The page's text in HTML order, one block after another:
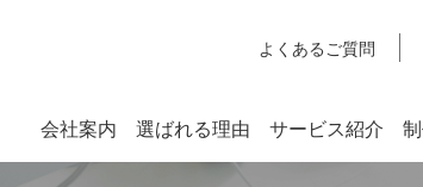
よくあるご質問
会社案内 選ばれる理由 サービス紹介